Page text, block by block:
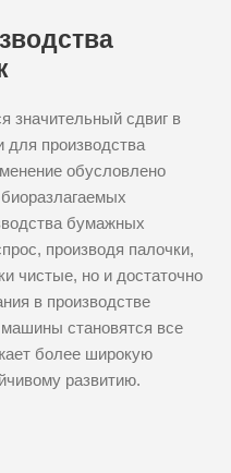
значительный сдвиг в
для производства
обусловлено
бумажных
производя палочки,
чистые, но и достаточно
в производстве
становятся все
более широкую
развитию.